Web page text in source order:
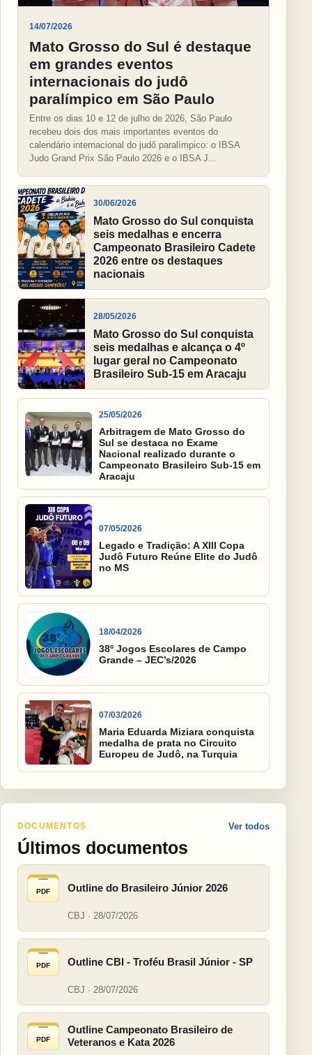
14/07/2026
Mato Grosso do Sul é destaque
em grandes eventos
internacionais do judô
paralímpico em São Paulo
Entre os dias 10 e 12 de julho de 2026, São Paulo
recebeu dois dos mais importantes eventos do
calendário internacional do judô paralímpico: o IBSA
Judo Grand Prix São Paulo 2026 e o IBSA J...
30/06/2026
Mato Grosso do Sul conquista
seis medalhas e encerra
Campeonato Brasileiro Cadete
2026 entre os destaques
nacionais
28/05/2026
Mato Grosso do Sul conquista
seis medalhas e alcança o 4º
lugar geral no Campeonato
Brasileiro Sub-15 em Aracaju
25/05/2026
Arbitragem de Mato Grosso do
Sul se destaca no Exame
Nacional realizado durante o
Campeonato Brasileiro Sub-15 em
Aracaju
07/05/2026
Legado e Tradição: A XIII Copa
Judô Futuro Reúne Elite do Judô
no MS
18/04/2026
38º Jogos Escolares de Campo
Grande – JEC’s/2026
07/03/2026
Maria Eduarda Miziara conquista
medalha de prata no Circuito
Europeu de Judô, na Turquia
DOCUMENTOS
Últimos documentos
Ver todos
PDF Outline do Brasileiro Júnior 2026
CBJ · 28/07/2026
PDF Outline CBI - Troféu Brasil Júnior - SP
CBJ · 28/07/2026
PDF
Outline Campeonato Brasileiro de
Veteranos e Kata 2026